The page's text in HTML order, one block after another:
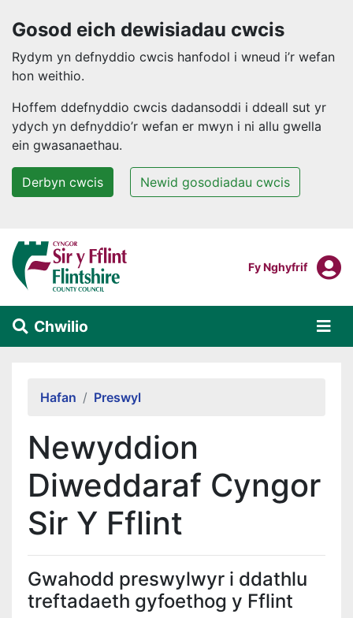
Gosod eich dewisiadau cwcis
Rydym yn defnyddio cwcis hanfodol i wneud i’r wefan
hon weithio.
Hoffem ddefnyddio cwcis dadansoddi i ddeall sut yr
ydych yn defnyddio’r wefan er mwyn i ni allu gwella
ein gwasanaethau.
Derbyn cwcis Newid gosodiadau cwcis
Neidio i'r prif gynnwys
Mewngofnodi I
Fy Nghyfrif
Chwilio
Hafan Preswyl
Newyddion
Diweddaraf Cyngor
Sir Y Fflint
Gwahodd preswylwyr i ddathlu
treftadaeth gyfoethog y Fflint